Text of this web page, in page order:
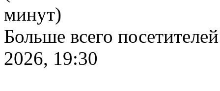
минут)
Больше всего
2026, 19:30